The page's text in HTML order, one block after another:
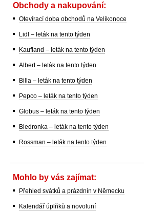
Obchody a nakupování:
Otevírací doba obchodů na Velikonoce
Lidl – leták na tento týden
Kaufland – leták na tento týden
Albert – leták na tento týden
Billa – leták na tento týden
Pepco – leták na tento týden
Globus – leták na tento týden
Biedronka – leták na tento týden
Rossman – leták na tento týden
Mohlo by vás zajímat:
Přehled svátků a prázdnin v Německu
Kalendář úplňků a novoluní